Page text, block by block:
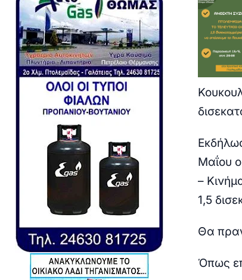
Μαΐου
–
1,5
Θα
Όπως